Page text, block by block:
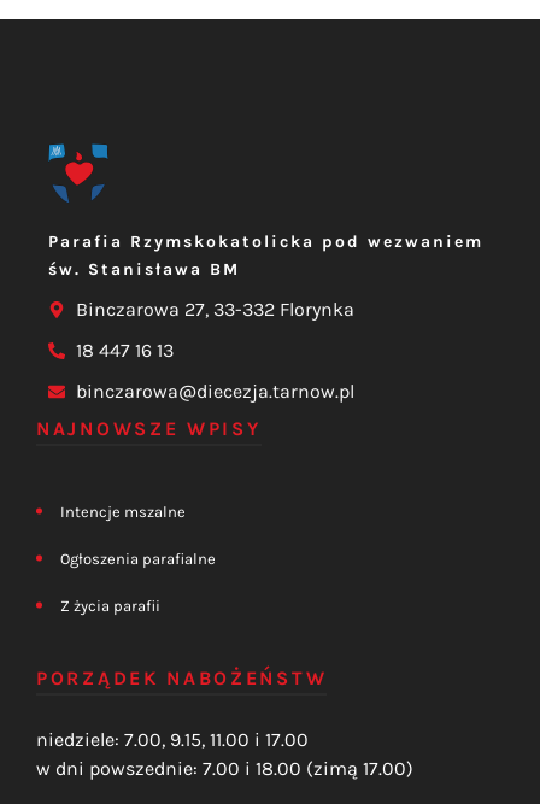
Parafia Rzymskokatolicka pod wezwaniem
św. Stanisława BM
Binczarowa 27, 33-332 Florynka
18 447 16 13
binczarowa@diecezja.tarnow.pl
NAJNOWSZE WPISY
Intencje mszalne
Ogłoszenia parafialne
Z życia parafii
PORZĄDEK NABOŻEŃSTW
niedziele: 7.00, 9.15, 11.00 i 17.00
w dni powszednie: 7.00 i 18.00 (zimą 17.00)